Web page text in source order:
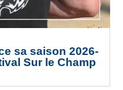
sa saison 2026-
Sur le Champ